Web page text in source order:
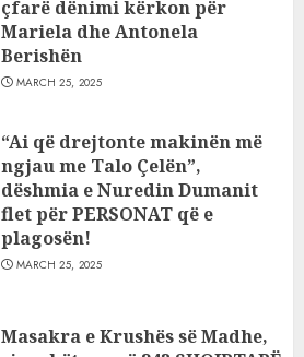
çfarë dënimi kërkon për
Mariela dhe Antonela
Berishën
MARCH 25, 2025
“Ai që drejtonte makinën më
ngjau me Talo Çelën”,
dëshmia e Nuredin Dumanit
flet për PERSONAT që e
plagosën!
MARCH 25, 2025
Masakra e Krushës së Madhe,